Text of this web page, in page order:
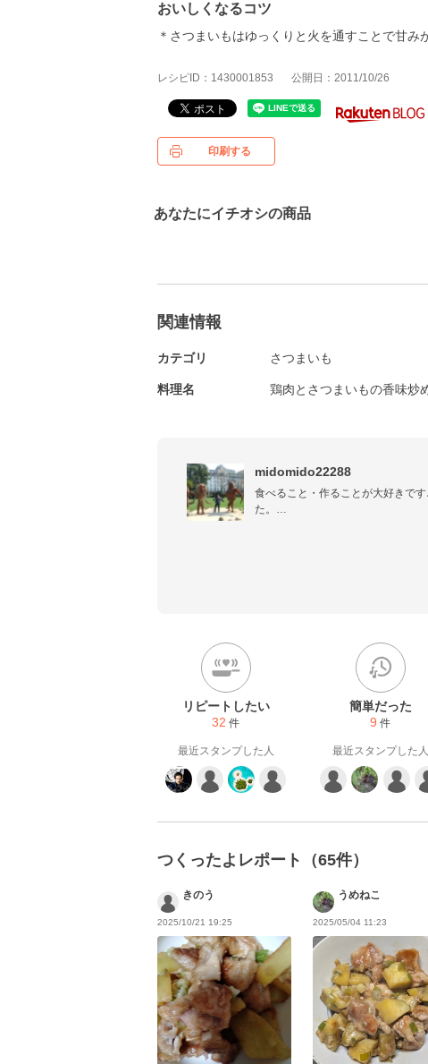
おいしくなるコツ
＊さつまいもはゆっくりと火を通すことで甘み
レシピID：1430001853 公開日：2011/10/26
印刷する
あなたにイチオシの商品
関連情報
カテゴリ さつまいも
料理名 鶏肉とさつまいもの香味炒
midomido22288
食べること・作ることが大好きで
た。
リピートしたい
32 件
最近スタンプした人
簡単だった
9 件
最近スタンプした人
つくったよレポート（65件）
きのう
2025/10/21 19:25
うめねこ
2025/05/04 11:23